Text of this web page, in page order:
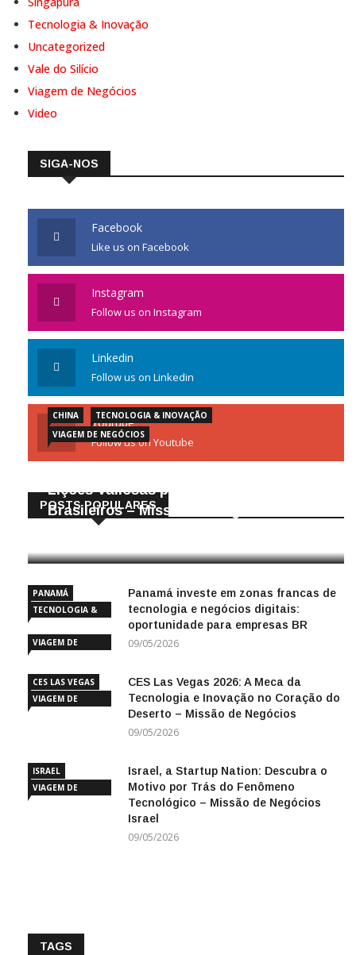
Tecnologia & Inovação
Uncategorized
Vale do Silício
Viagem de Negócios
Video
Facebook
Like us on Facebook
Instagram
Follow us on Instagram
Linkedin
Follow us on Linkedin
Youtube
Follow us on Youtube
CHINA
TECNOLOGIA & INOVAÇÃO
VIAGEM DE NEGÓCIOS
Gigantes da Tecnologia Chinesa:
Brasileiros – Missão de Negócios China
25/04/2026
TECNOLOGIA &
INOVAÇÃO
NEGÓCIOS
tecnologia e negócios digitais:
oportunidade para empresas BR
09/05/2026
VIAGEM DE
NEGÓCIOS
Tecnologia e Inovação no Coração do
Deserto – Missão de Negócios
09/05/2026
VIAGEM DE
NEGÓCIOS
Motivo por Trás do Fenômeno
Tecnológico – Missão de Negócios
Israel
09/05/2026